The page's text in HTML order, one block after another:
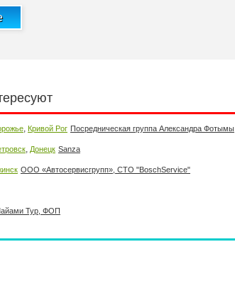
, Кривой Рог Посредническая группа Александра Фотымы
, Донецк Sanza
ООО «Автосервисгрупп», СТО "BoschService"
Тур, ФОП